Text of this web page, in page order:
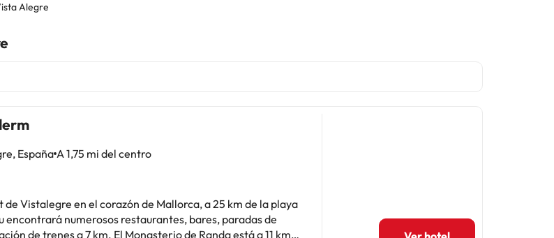
Alegre
EspañaA 1,75 mi del centro
de Vistalegre en el corazón de Mallorca, a 25 km de la playa
encontrará numerosos restaurantes, bares, paradas de
de trenes a 7 km. El Monasterio de Randa está a 11 km,